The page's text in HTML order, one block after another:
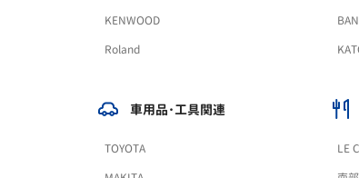
KENWOOD
Roland
車用品･工具関連
TOYOTA
LE